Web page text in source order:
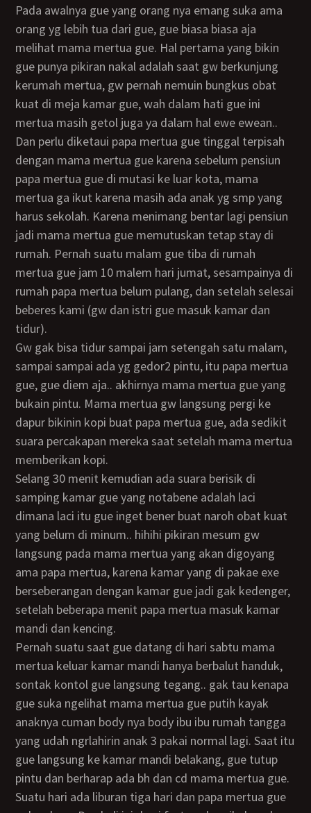
Pada awalnya gue yang orang nya emang suka ama
orang yg lebih tua dari gue, gue biasa biasa aja
melihat mama mertua gue. Hal pertama yang bikin
gue punya pikiran nakal adalah saat gw berkunjung
kerumah mertua, gw pernah nemuin bungkus obat
kuat di meja kamar gue, wah dalam hati gue ini
mertua masih getol juga ya dalam hal ewe ewean..
Dan perlu diketaui papa mertua gue tinggal terpisah
dengan mama mertua gue karena sebelum pensiun
papa mertua gue di mutasi ke luar kota, mama
mertua ga ikut karena masih ada anak yg smp yang
harus sekolah. Karena menimang bentar lagi pensiun
jadi mama mertua gue memutuskan tetap stay di
rumah. Pernah suatu malam gue tiba di rumah
mertua gue jam 10 malem hari jumat, sesampainya di
rumah papa mertua belum pulang, dan setelah selesai
beberes kami (gw dan istri gue masuk kamar dan
tidur).
Gw gak bisa tidur sampai jam setengah satu malam,
sampai sampai ada yg gedor2 pintu, itu papa mertua
gue, gue diem aja.. akhirnya mama mertua gue yang
bukain pintu. Mama mertua gw langsung pergi ke
dapur bikinin kopi buat papa mertua gue, ada sedikit
suara percakapan mereka saat setelah mama mertua
memberikan kopi.
Selang 30 menit kemudian ada suara berisik di
samping kamar gue yang notabene adalah laci
dimana laci itu gue inget bener buat naroh obat kuat
yang belum di minum.. hihihi pikiran mesum gw
langsung pada mama mertua yang akan digoyang
ama papa mertua, karena kamar yang di pakae exe
berseberangan dengan kamar gue jadi gak kedenger,
setelah beberapa menit papa mertua masuk kamar
mandi dan kencing.
Pernah suatu saat gue datang di hari sabtu mama
mertua keluar kamar mandi hanya berbalut handuk,
sontak kontol gue langsung tegang.. gak tau kenapa
gue suka ngelihat mama mertua gue putih kayak
anaknya cuman body nya body ibu ibu rumah tangga
yang udah ngrlahirin anak 3 pakai normal lagi. Saat itu
gue langsung ke kamar mandi belakang, gue tutup
pintu dan berharap ada bh dan cd mama mertua gue.
Suatu hari ada liburan tiga hari dan papa mertua gue